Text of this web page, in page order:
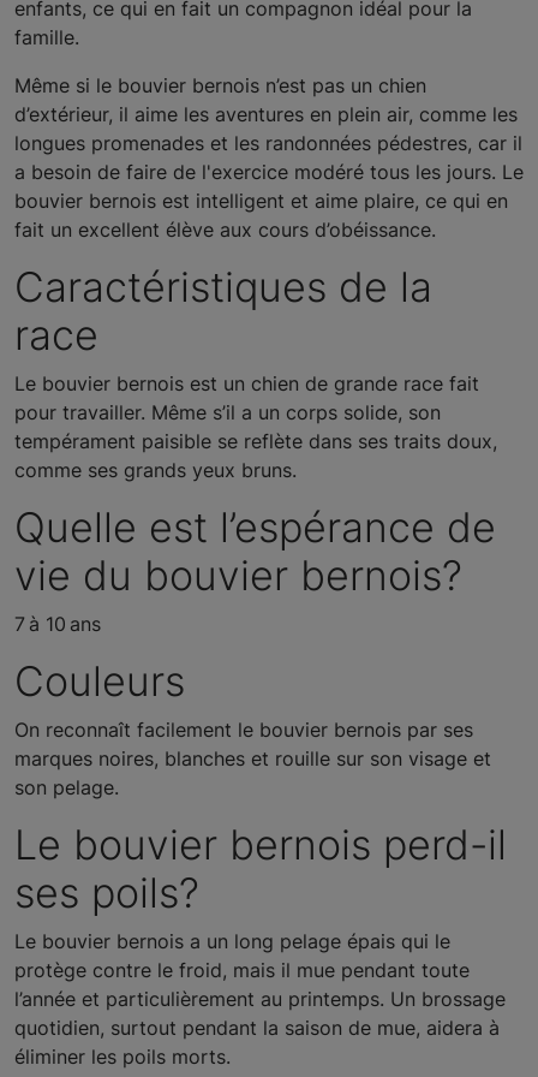
enfants, ce qui en fait un compagnon idéal pour la
famille.
Même si le bouvier bernois n’est pas un chien
d’extérieur, il aime les aventures en plein air, comme les
longues promenades et les randonnées pédestres, car il
a besoin de faire de l'exercice modéré tous les jours. Le
bouvier bernois est intelligent et aime plaire, ce qui en
fait un excellent élève aux cours d’obéissance.
Caractéristiques de la
race
Le bouvier bernois est un chien de grande race fait
pour travailler. Même s’il a un corps solide, son
tempérament paisible se reflète dans ses traits doux,
comme ses grands yeux bruns.
Quelle est l’espérance de
vie du bouvier bernois?
7 à 10 ans
Couleurs
On reconnaît facilement le bouvier bernois par ses
marques noires, blanches et rouille sur son visage et
son pelage.
Le bouvier bernois perd-il
ses poils?
Le bouvier bernois a un long pelage épais qui le
protège contre le froid, mais il mue pendant toute
l’année et particulièrement au printemps. Un brossage
quotidien, surtout pendant la saison de mue, aidera à
éliminer les poils morts.